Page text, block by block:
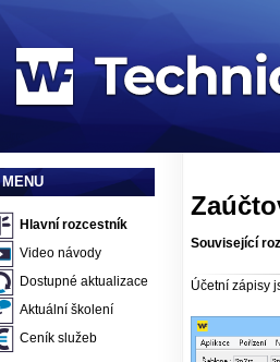
MENU
Hlavní rozcestník
Video návody
Dostupné aktualizace
Aktuální školení
Ceník služeb
Související
Účetní zápisy